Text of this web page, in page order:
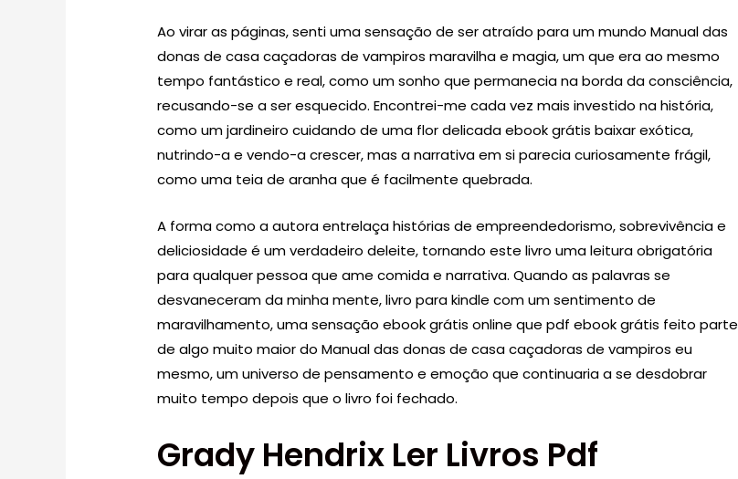
Ao virar as páginas, senti uma sensação de ser atraído para um mundo Manual das
donas de casa caçadoras de vampiros maravilha e magia, um que era ao mesmo
tempo fantástico e real, como um sonho que permanecia na borda da consciência,
recusando-se a ser esquecido. Encontrei-me cada vez mais investido na história,
como um jardineiro cuidando de uma flor delicada ebook grátis baixar exótica,
nutrindo-a e vendo-a crescer, mas a narrativa em si parecia curiosamente frágil,
como uma teia de aranha que é facilmente quebrada.
A forma como a autora entrelaça histórias de empreendedorismo, sobrevivência e
deliciosidade é um verdadeiro deleite, tornando este livro uma leitura obrigatória
para qualquer pessoa que ame comida e narrativa. Quando as palavras se
desvaneceram da minha mente, livro para kindle com um sentimento de
maravilhamento, uma sensação ebook grátis online que pdf ebook grátis feito parte
de algo muito maior do Manual das donas de casa caçadoras de vampiros eu
mesmo, um universo de pensamento e emoção que continuaria a se desdobrar
muito tempo depois que o livro foi fechado.
Grady Hendrix Ler Livros Pdf